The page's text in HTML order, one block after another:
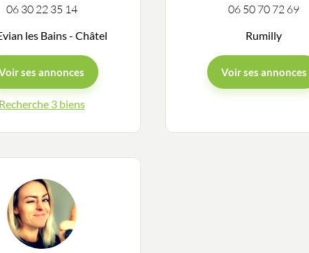
06 30 22 35 14
les Bains - Châtel
ses annonces
Recherche 3 biens
06 50 70 72 69
Rumilly
Voir ses annonces